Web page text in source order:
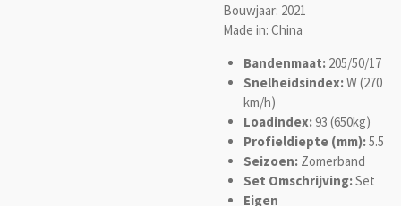
Bouwjaar: 2021
Made in: China
Bandenmaat: 205/50/17
Snelheidsindex:W (270
km/h)
Loadindex:93 (650kg)
Profieldiepte (mm):5.5
Seizoen: Zomerband
Set Omschrijving:Set
Eigen